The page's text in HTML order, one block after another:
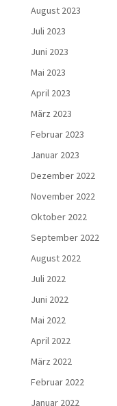
August 2023
Juli 2023
Juni 2023
Mai 2023
April 2023
März 2023
Februar 2023
Januar 2023
Dezember 2022
November 2022
Oktober 2022
September 2022
August 2022
Juli 2022
Juni 2022
Mai 2022
April 2022
März 2022
Februar 2022
Januar 2022